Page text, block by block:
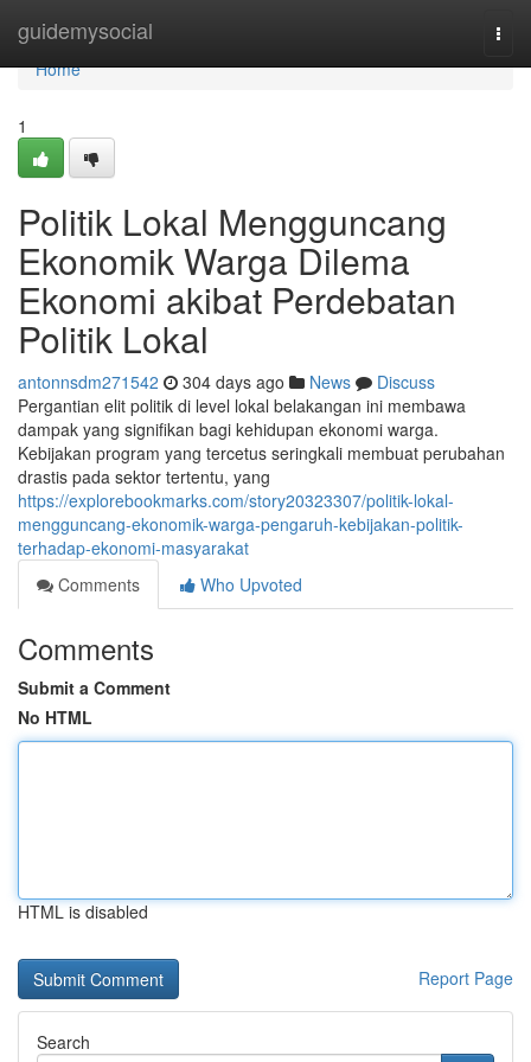
guidemysocial
Home
Home
1
Politik Lokal Mengguncang
Ekonomik Warga Dilema
Ekonomi akibat Perdebatan
Politik Lokal
antonnsdm271542 304 days ago News
Discuss
Pergantian elit politik di level lokal belakangan ini membawa
dampak yang signifikan bagi kehidupan ekonomi warga.
Kebijakan program yang tercetus seringkali membuat perubahan
drastis pada sektor tertentu, yang
https://explorebookmarks.com/story20323307/politik-lokal-
mengguncang-ekonomik-warga-pengaruh-kebijakan-politik-
terhadap-ekonomi-masyarakat
Comments
Who Upvoted
Comments
Submit a Comment
No HTML
HTML is disabled
Report Page
Search